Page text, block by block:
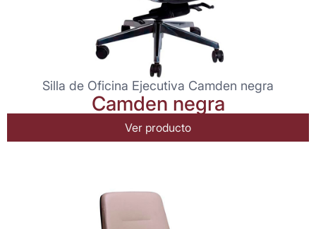
Silla de Oficina Ejecutiva Camden negra
Camden negra
Ver producto